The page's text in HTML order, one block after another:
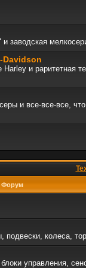
заводская
Davidson
и раритетная
и все-все-все,
Форум
подвески, колеса,
управления,